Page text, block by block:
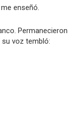
enseñó.
Permanecieron
voz tembló: